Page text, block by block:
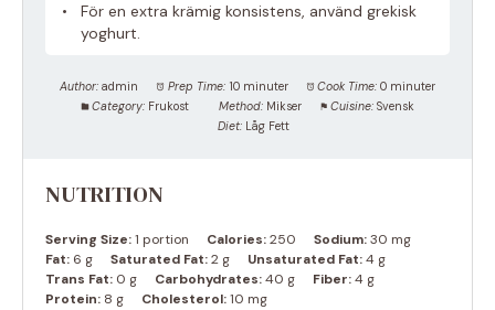
För en extra krämig konsistens, använd grekisk
yoghurt.
Author: admin Prep Time: 10 minuter Cook Time: 0 minuter
Category: Frukost Method: Mikser Cuisine: Svensk
Diet: Låg Fett
NUTRITION
Serving Size:1 portion Calories:250 Sodium:30 mg
Fat: 6 g Saturated Fat:2 g Unsaturated Fat:4 g
Trans Fat: 0 g Carbohydrates:40 g Fiber:4 g
Protein: 8 g Cholesterol:10 mg